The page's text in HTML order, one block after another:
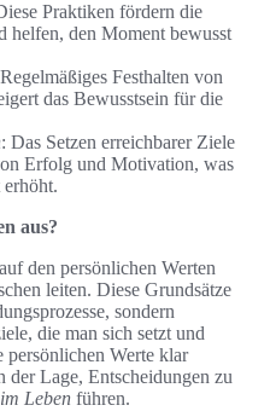
Praktiken fördern die
helfen, den Moment bewusst
Festhalten von
das Bewusstsein für die
: Das Setzen erreichbarer Ziele
Erfolg und Motivation, was
aus?
den persönlichen Werten
leiten. Diese Grundsätze
sondern
die man sich setzt und
Werte klar
der Lage, Entscheidungen zu
Leben führen.